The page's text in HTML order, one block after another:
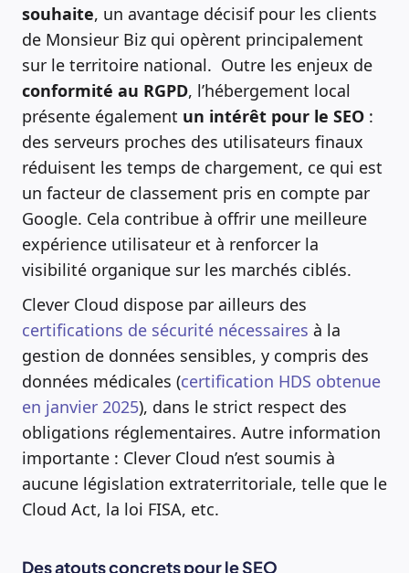
souhaite, un avantage décisif pour les clients
de Monsieur Biz qui opèrent principalement
sur le territoire national. Outre les enjeux de
conformité au RGPD, l’hébergement local
présente également un intérêt pour le SEO :
des serveurs proches des utilisateurs finaux
réduisent les temps de chargement, ce qui est
un facteur de classement pris en compte par
Google. Cela contribue à offrir une meilleure
expérience utilisateur et à renforcer la
visibilité organique sur les marchés ciblés.
Clever Cloud dispose par ailleurs des
certifications de sécurité nécessaires à la
gestion de données sensibles, y compris des
données médicales (certification HDS obtenue
en janvier 2025), dans le strict respect des
obligations réglementaires. Autre information
importante : Clever Cloud n’est soumis à
aucune législation extraterritoriale, telle que le
Cloud Act, la loi FISA, etc.
Des atouts concrets pour le SEO